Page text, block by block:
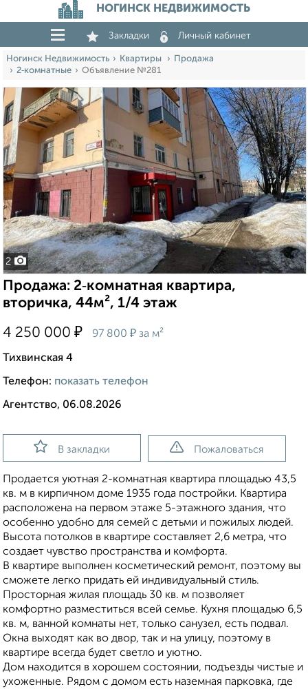
НОГИНСК НЕДВИЖИМОСТЬ
Закладки Личный кабинет
Ногинск Недвижимость Квартиры
Продажа
2‑комнатные
Объявление №281
2
Продажа: 2‑комнатная квартира,
вторичка, 44м², 1/4 этаж
4 250 000 ₽ 97 800 ₽ за м²
Тихвинская 4
Телефон: показать телефон
Агентство, 06.08.2026
В закладки Пожаловаться
Продается уютная 2-комнатная квартира площадью 43,5
кв. м в кирпичном доме 1935 года постройки. Квартира
расположена на первом этаже 5-этажного здания, что
особенно удобно для семей с детьми и пожилых людей.
Высота потолков в квартире составляет 2,6 метра, что
создает чувство пространства и комфорта.
В квартире выполнен косметический ремонт, поэтому вы
сможете легко придать ей индивидуальный стиль.
Просторная жилая площадь 30 кв. м позволяет
комфортно разместиться всей семье. Кухня площадью 6,5
кв. м, ванной комнаты нет, только санузел, есть подвал.
Окна выходят как во двор, так и на улицу, поэтому в
квартире всегда будет светло и уютно.
Дом находится в хорошем состоянии, подъезды чистые и
ухоженные. Рядом с домом есть наземная парковка, где